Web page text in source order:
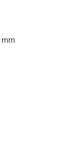
mm